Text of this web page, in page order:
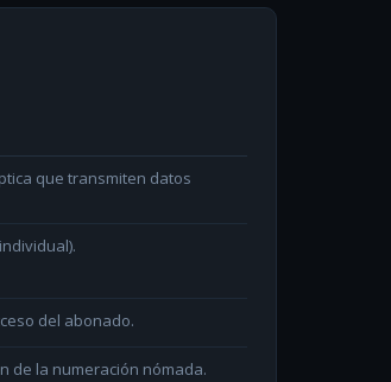
que transmiten datos
del abonado.
de la numeración nómada.